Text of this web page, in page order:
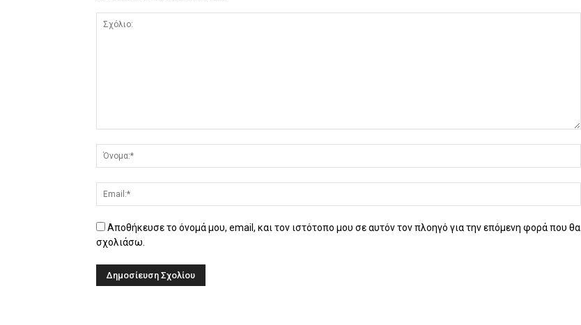
Αποθήκευσε το όνομά μου, email, και τον ιστότοπο μου σε αυτόν τον πλοηγό για την επόμενη φορά που θα
σχολιάσω.